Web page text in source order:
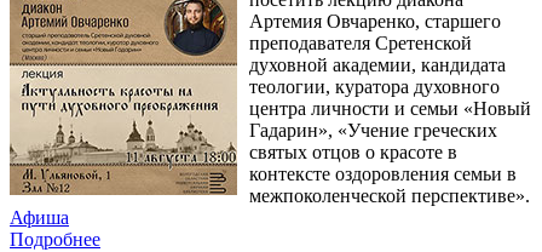
Артемия Овчаренко, старшего
преподавателя Сретенской
духовной академии, кандидата
теологии, куратора духовного
центра личности и семьи «Новый
Гадарин», «Учение греческих
святых отцов о красоте в
контексте оздоровления семьи в
межпоколенческой перспективе».
Афиша
Подробнее